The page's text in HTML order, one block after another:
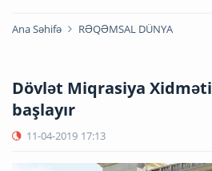
Ana Səhifə RƏQƏMSAL DÜNYA
Dövlət Miqrasiya
başlayır
11-04-2019 17:13